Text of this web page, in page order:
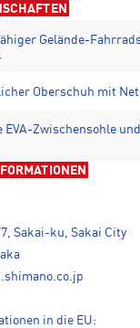
Gelände-
Oberschuh mit
EVA-Zwischensohle
Sakai-ku, Sakai City
in die EU: